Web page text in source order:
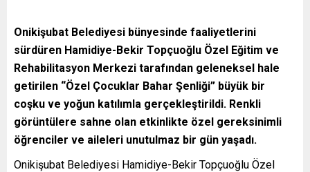
Onikişubat Belediyesi bünyesinde faaliyetlerini
sürdüren Hamidiye-Bekir Topçuoğlu Özel Eğitim ve
Rehabilitasyon Merkezi tarafından geleneksel hale
getirilen “Özel Çocuklar Bahar Şenliği” büyük bir
coşku ve yoğun katılımla gerçekleştirildi. Renkli
görüntülere sahne olan etkinlikte özel gereksinimli
öğrenciler ve aileleri unutulmaz bir gün yaşadı.
Onikişubat Belediyesi Hamidiye-Bekir Topçuoğlu Özel